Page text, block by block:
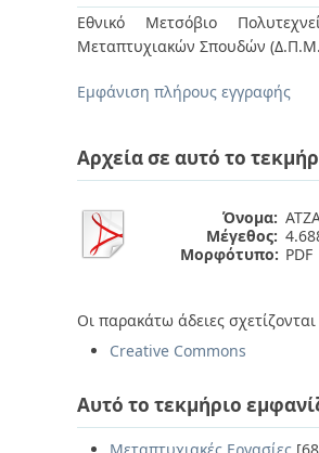
Εθνικό Μετσόβιο
Μεταπτυχιακών Σπουδών
Εμφάνιση πλήρους εγγραφής
Αρχεία σε αυτό το
Όνομα:
Μέγεθος:
Μορφότυπο: PDF
Οι παρακάτω άδειες
Creative Commons
Αυτό το τεκμήριο